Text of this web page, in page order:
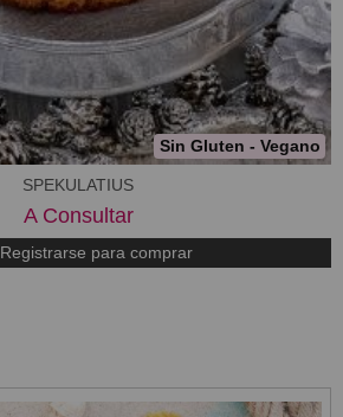
Sin Gluten - Vegano
​SPEKULATIUS
A Consultar
Registrarse para comprar